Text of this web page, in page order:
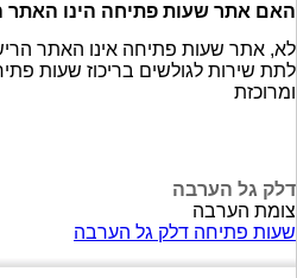
האם אתר שעות פתיחה הינו האתר
לא, אתר שעות פתיחה אינו האתר
לתת שירות לגולשים בריכוז שעות
ומרוכזת
דלק גל הערבה
צומת הערבה
שעות פתיחה דלק גל הערבה